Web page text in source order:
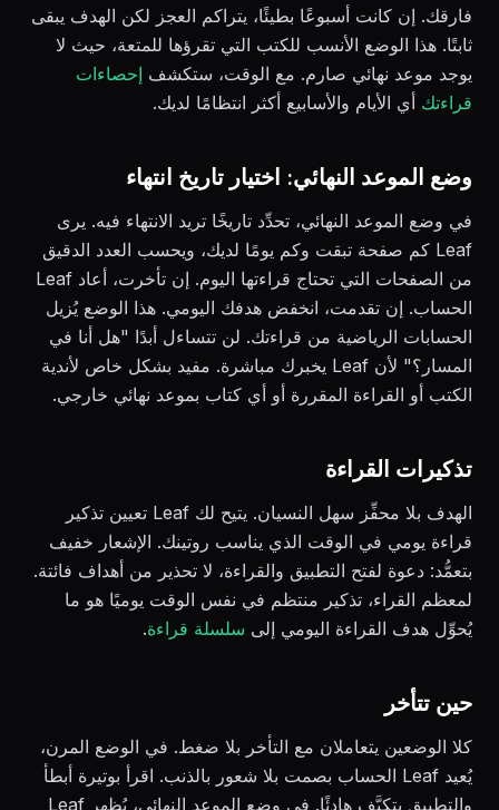
فارقك. إن كانت أسبوعًا بطيئًا، يتراكم العجز لكن الهدف يبقى
ثابتًا. هذا الوضع الأنسب للكتب التي تقرؤها للمتعة، حيث لا
يوجد موعد نهائي صارم. مع الوقت، ستكشف إحصاءات
قراءتك أي الأيام والأسابيع أكثر انتظامًا لديك.
وضع الموعد النهائي: اختيار تاريخ انتهاء
في وضع الموعد النهائي، تحدِّد تاريخًا تريد الانتهاء فيه. يرى
Leaf كم صفحة تبقت وكم يومًا لديك، ويحسب العدد الدقيق
من الصفحات التي تحتاج قراءتها اليوم. إن تأخرت، أعاد Leaf
الحساب. إن تقدمت، انخفض هدفك اليومي. هذا الوضع يُزيل
الحسابات الرياضية من قراءتك. لن تتساءل أبدًا "هل أنا في
المسار؟" لأن Leaf يخبرك مباشرة. مفيد بشكل خاص لأندية
الكتب أو القراءة المقررة أو أي كتاب بموعد نهائي خارجي.
تذكيرات القراءة
الهدف بلا محفِّز سهل النسيان. يتيح لك Leaf تعيين تذكير
قراءة يومي في الوقت الذي يناسب روتينك. الإشعار خفيف
بتعمُّد: دعوة لفتح التطبيق والقراءة، لا تحذير من أهداف فائتة.
لمعظم القراء، تذكير منتظم في نفس الوقت يوميًا هو ما
يُحوِّل هدف القراءة اليومي إلى سلسلة قراءة.
حين تتأخر
كلا الوضعين يتعاملان مع التأخر بلا ضغط. في الوضع المرن،
يُعيد Leaf الحساب بصمت بلا شعور بالذنب. اقرأ بوتيرة أبطأ
والتطبيق يتكيَّف هادئًا. في وضع الموعد النهائي، يُظهر Leaf